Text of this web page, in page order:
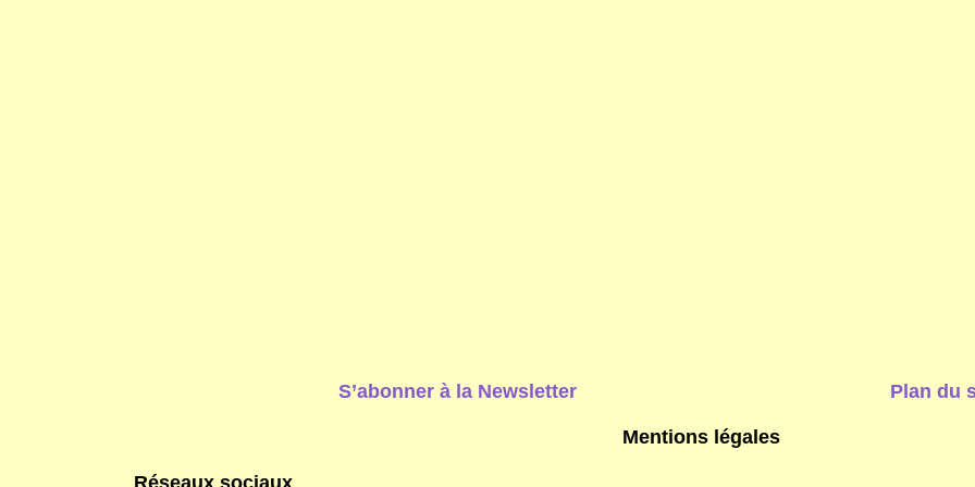
Réseaux sociaux
S’abonner à la Newsletter
Mentions légales
Plan du